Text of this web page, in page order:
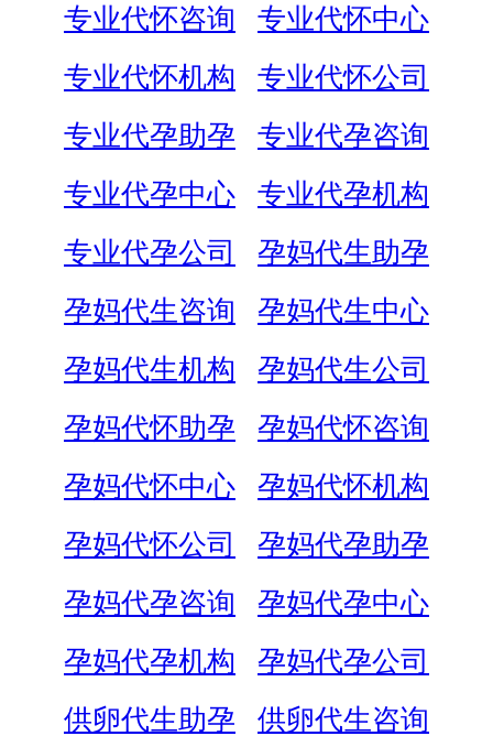
专业代怀咨询
专业代怀中心
专业代怀机构
专业代怀公司
专业代孕助孕
专业代孕咨询
专业代孕中心
专业代孕机构
专业代孕公司
孕妈代生助孕
孕妈代生咨询
孕妈代生中心
孕妈代生机构
孕妈代生公司
孕妈代怀助孕
孕妈代怀咨询
孕妈代怀中心
孕妈代怀机构
孕妈代怀公司
孕妈代孕助孕
孕妈代孕咨询
孕妈代孕中心
孕妈代孕机构
孕妈代孕公司
供卵代生助孕
供卵代生咨询